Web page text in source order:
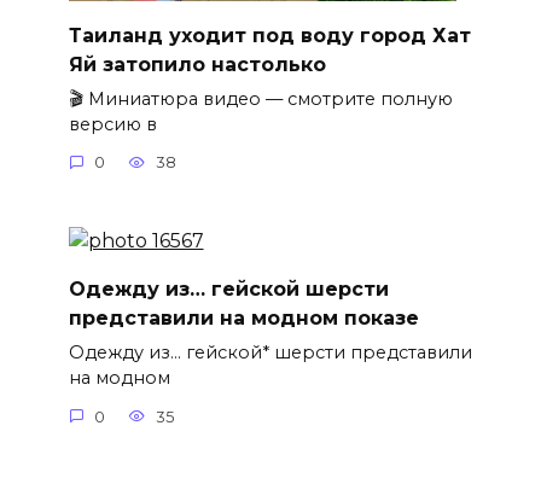
Таиланд уходит под воду город Хат
Яй затопило настолько
🎬 Миниатюра видео — смотрите полную
версию в
0 38
Одежду из… гейской шерсти
представили на модном показе
Одежду из… гейской* шерсти представили
на модном
0 35